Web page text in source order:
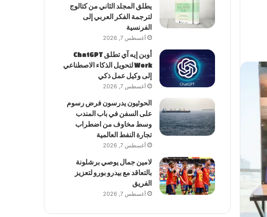
يطلق المجلد الثاني من كتالوج
لترجمة الفكر العربي إلى
الفرنسية
أغسطس 7, 2026
أوبن إيه آي تطلق ChatGPT
Work لتحويل الذكاء الاصطناعي
إلى وكيل عمل ذكي
أغسطس 7, 2026
الحوثيون يدرسون فرض رسوم
على السفن في باب المندب
وسط مخاوف من اضطراب
تجارة النفط العالمية
أغسطس 7, 2026
لامين جمال يوصي برشلونة
بالتعاقد مع بيدرو بورو لتعزيز
الفريق
أغسطس 7, 2026